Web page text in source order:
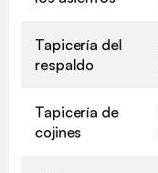
Tapicería del
respaldo
Tapicería de
cojines